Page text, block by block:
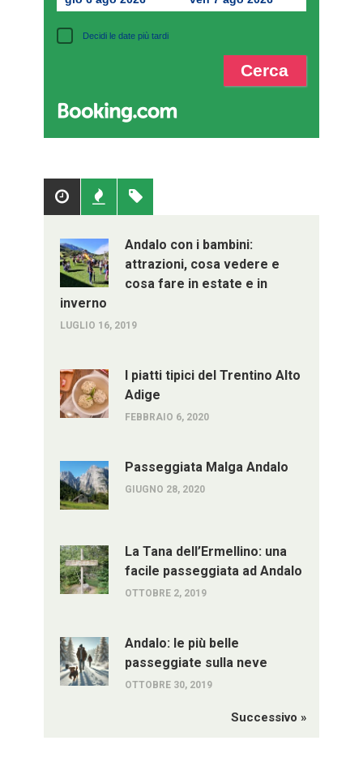
Decidi le date più tardi
PopolariRecenti
Andalo con i bambini:
attrazioni, cosa vedere e
cosa fare in estate e in
inverno
LUGLIO 16, 2019
I piatti tipici del Trentino Alto
Adige
FEBBRAIO 6, 2020
Passeggiata Malga Andalo
GIUGNO 28, 2020
La Tana dell’Ermellino: una
facile passeggiata ad Andalo
OTTOBRE 2, 2019
Andalo: le più belle
passeggiate sulla neve
OTTOBRE 30, 2019
Successivo »